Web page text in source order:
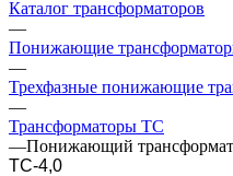
Каталог трансформаторов
—
Понижающие
—
Трехфазные понижающие
—
Трансформаторы ТС
—Понижающий
ТС-4,0